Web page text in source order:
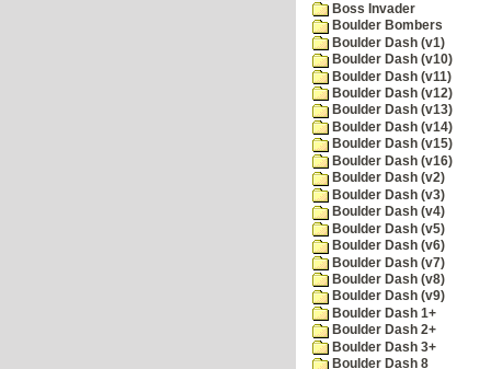
Boss Invader
Boulder Bombers
Boulder Dash (v1)
Boulder Dash (v10)
Boulder Dash (v11)
Boulder Dash (v12)
Boulder Dash (v13)
Boulder Dash (v14)
Boulder Dash (v15)
Boulder Dash (v16)
Boulder Dash (v2)
Boulder Dash (v3)
Boulder Dash (v4)
Boulder Dash (v5)
Boulder Dash (v6)
Boulder Dash (v7)
Boulder Dash (v8)
Boulder Dash (v9)
Boulder Dash 1+
Boulder Dash 2+
Boulder Dash 3+
Boulder Dash 8